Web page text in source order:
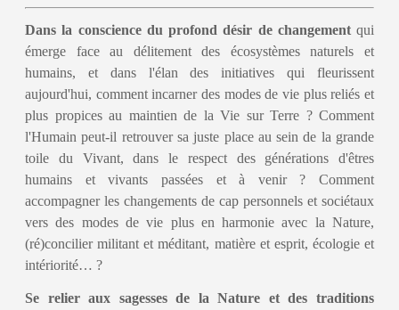
Dans la conscience du profond désir de changementqui
émerge face au délitement des écosystèmes naturels et
humains, et dans l'élan des initiatives qui fleurissent
aujourd'hui, comment incarner des modes de vie plus reliés et
plus propices au maintien de la Vie sur Terre ? Comment
l'Humain peut-il retrouver sa juste place au sein de la grande
toile du Vivant, dans le respect des générations d'êtres
humains et vivants passées et à venir ? Comment
accompagner les changements de cap personnels et sociétaux
vers des modes de vie plus en harmonie avec la Nature,
(ré)concilier militant et méditant, matière et esprit, écologie et
intériorité… ?
Se relier aux sagesses de la Nature et des traditions